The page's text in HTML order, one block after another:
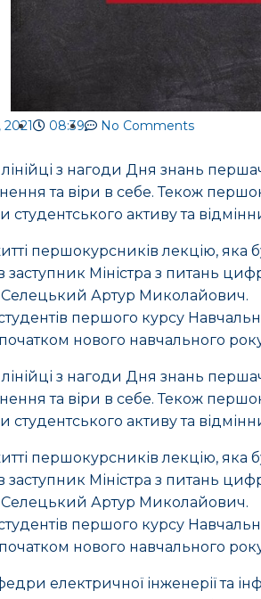
08:39 No Comments
з нагоди Дня знань
та віри в себе. Текож
студентського активу та
першокурсників лекцію, яка
заступник Міністра з питань
Селецький Артур Миколайович.
першого курсу
початком нового навчального
з нагоди Дня знань
та віри в себе. Текож
студентського активу та
першокурсників лекцію, яка
заступник Міністра з питань
Селецький Артур Миколайович.
першого курсу
початком нового навчального
електричної інженерії та